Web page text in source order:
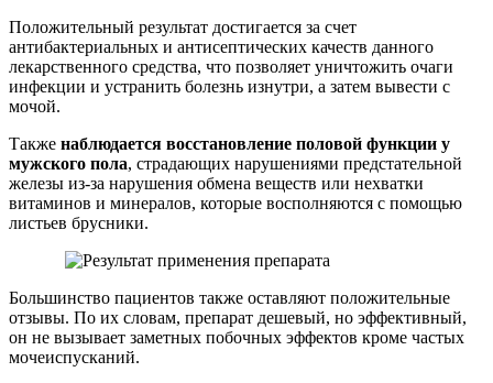
Положительный результат достигается за счет
антибактериальных и антисептических качеств данного
лекарственного средства, что позволяет уничтожить очаги
инфекции и устранить болезнь изнутри, а затем вывести с
мочой.
Также наблюдается восстановление половой функции у
мужского пола, страдающих нарушениями предстательной
железы из-за нарушения обмена веществ или нехватки
витаминов и минералов, которые восполняются с помощью
листьев брусники.
Большинство пациентов также оставляют положительные
отзывы. По их словам, препарат дешевый, но эффективный,
он не вызывает заметных побочных эффектов кроме частых
мочеиспусканий.